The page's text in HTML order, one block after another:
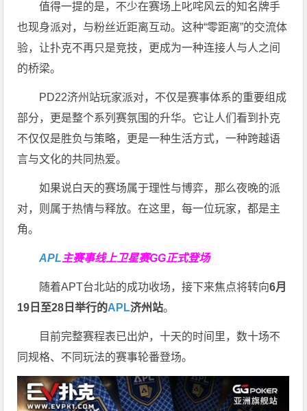
值得一提的是，不少在赛场上叱咤风云的知名牌手
也现身派对，与粉丝近距离互动。这种“零距离”的交流体
验，让扑克不再只是竞技，更成为一种连接人与人之间
的桥梁。
PD22济州站玩家派对，不仅是赛事体系的重要组成
部分，更是整个系列赛氛围的升华。它让人们看到扑克
不仅仅是胜负与策略，更是一种生活方式，一种跨越语
言与文化的共同热爱。
如果说白天的赛场属于理性与博弈，那么夜晚的派
对，则属于热情与释放。在这里，每一位玩家，都是主
角。
APL主赛事线上卫星赛GG正式登场
随着APT台北站的成功收场，接下来焦点将转向6月
19 日至28 日举行的APL济州站。
目前完整赛程表已出炉，十天的时间里，数十场不
同规格、不同玩法的赛事轮番登场。